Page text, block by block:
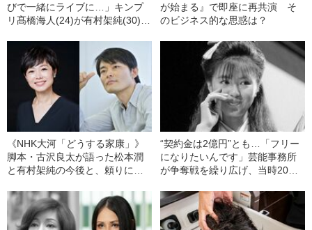
びで一緒にライブに…」キンプ
リ髙橋海人(24)が有村架純(30)
切れなかった」――2023年読ま
れた記事
が始まる』で即座に再共演 そ
のビジネス的な思惑は？
《NHK大河「どうする家康」》
脚本・古沢良太が語った松本潤
と有村架純の今後と、頼りにす
“契約金は2億円”とも…「フリー
になりたいんです」芸能事務所
が争奪戦を繰り広げ、当時20歳
き決断”